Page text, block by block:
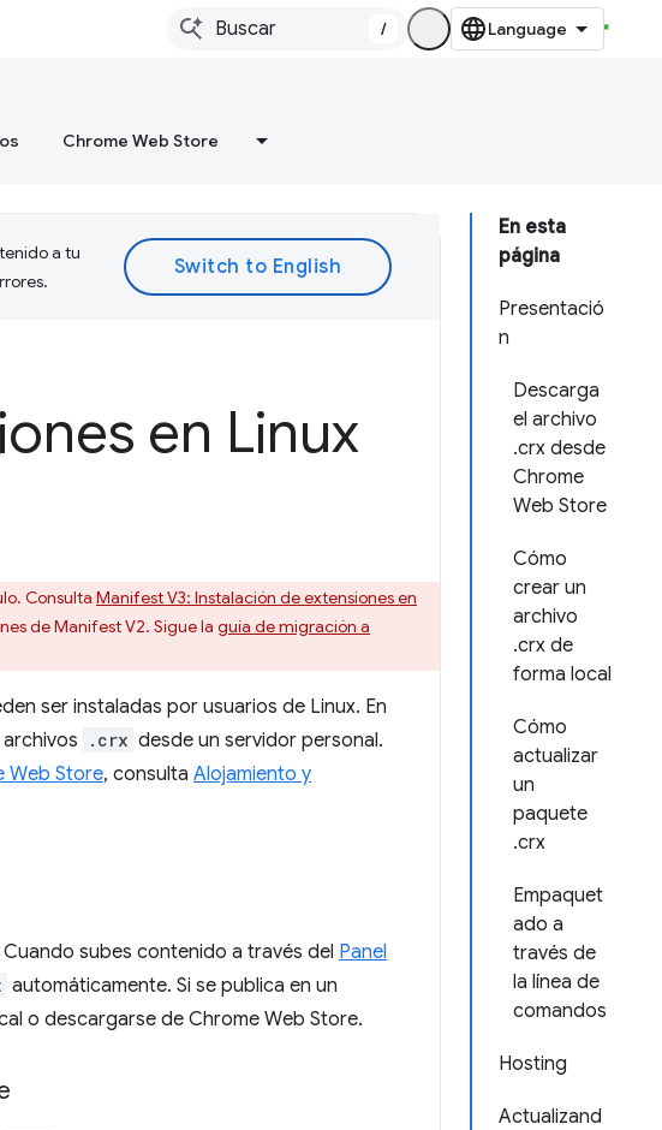
/
Chrome Web Store
En esta
página
Presentació
n
Descarga
el archivo
.crx desde
Chrome
Web Store
Cómo
crear un
archivo
.crx de
forma local
Cómo
actualizar
un
paquete
.crx
Empaquet
ado a
través de
la línea de
comandos
Hosting
Actualizand
a tu
en Linux
Consulta Manifest V3: Instalación de extensiones en
de Manifest V2. Sigue la guía de migración a
ser instaladas por usuarios de Linux. En
.crx desde un servidor personal.
Web Store, consulta Alojamiento y
Cuando subes contenido a través del Panel
automáticamente. Si se publica en un
o descargarse de Chrome Web Store.